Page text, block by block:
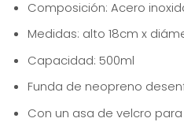
Composición: Acero
Medidas: alto 18cm x
Capacidad: 500ml
Funda de neopreno
Con un asa de velcro